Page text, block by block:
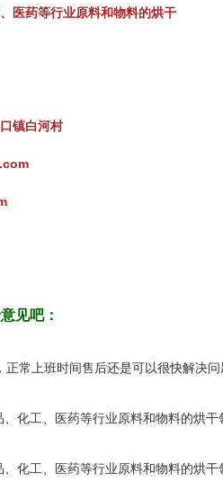
医药等行业原料和物料的烘干
镇白河村
见吧：
常上班时间售后还是可以很快解决问
化工、医药等行业原料和物料的烘干
化工、医药等行业原料和物料的烘干